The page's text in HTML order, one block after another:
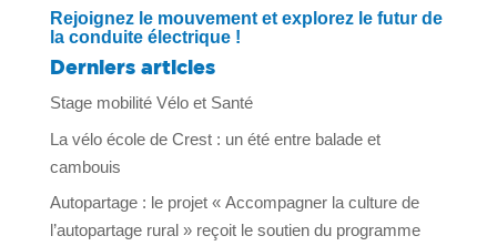
Rejoignez le mouvement et explorez le futur de
la conduite électrique !
Derniers articles
Stage mobilité Vélo et Santé
La vélo école de Crest : un été entre balade et
cambouis
Autopartage : le projet « Accompagner la culture de
l’autopartage rural » reçoit le soutien du programme